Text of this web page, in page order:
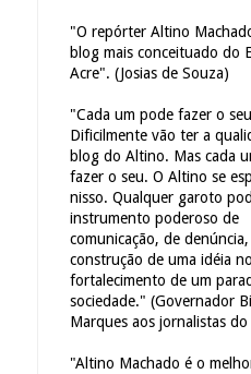
"O repórter Altino
blog mais conceituado do
Acre". (Josias de Souza)
"Cada um pode fazer o
Dificilmente vão ter a
blog do Altino. Mas cada
fazer o seu. O Altino se
nisso. Qualquer garoto
instrumento poderoso de
comunicação, de
construção de uma idéia
fortalecimento de um
sociedade." (Governador
Marques aos jornalistas do
"Altino Machado é o